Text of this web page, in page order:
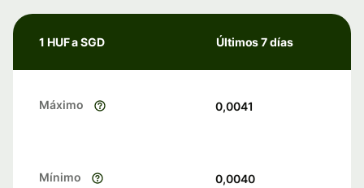
1 HUF a SGD Últimos 7 días
Máximo 0,0041
Mínimo 0,0040